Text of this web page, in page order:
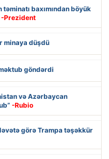
baxımından böyük
-Prezident
minaya düşdü
göndərdi
və Azərbaycan
-Rubio
görə Trampa təşəkkür